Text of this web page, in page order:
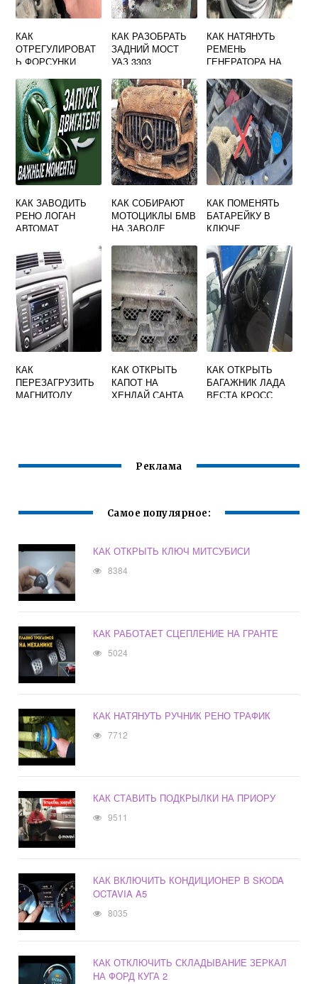
КАК
ОТРЕГУЛИРОВАТ
Ь ФОРСУНКИ
ЛОБОВОГО
СТЕКЛА SKODA
OCTAVIA A5
КАК РАЗОБРАТЬ
ЗАДНИЙ МОСТ
УАЗ 3303
КАК НАТЯНУТЬ
РЕМЕНЬ
ГЕНЕРАТОРА НА
638
КАК ЗАВОДИТЬ
РЕНО ЛОГАН
АВТОМАТ
КАК СОБИРАЮТ
МОТОЦИКЛЫ БМВ
НА ЗАВОДЕ
КАК ПОМЕНЯТЬ
БАТАРЕЙКУ В
КЛЮЧЕ
ВИДЕО
КАК
ПЕРЕЗАГРУЗИТЬ
МАГНИТОЛУ
КАК ОТКРЫТЬ
КАПОТ НА
ХЕНДАЙ САНТА
КАК ОТКРЫТЬ
БАГАЖНИК ЛАДА
ВЕСТА КРОСС
Реклама
Самое популярное:
КАК ОТКРЫТЬ КЛЮЧ МИТСУБИСИ
8384
КАК РАБОТАЕТ СЦЕПЛЕНИЕ НА ГРАНТЕ
5024
КАК НАТЯНУТЬ РУЧНИК РЕНО ТРАФИК
7712
КАК СТАВИТЬ ПОДКРЫЛКИ НА ПРИОРУ
9511
КАК ВКЛЮЧИТЬ КОНДИЦИОНЕР В SKODA
OCTAVIA A5
8035
КАК ОТКЛЮЧИТЬ СКЛАДЫВАНИЕ ЗЕРКАЛ
НА ФОРД КУГА 2